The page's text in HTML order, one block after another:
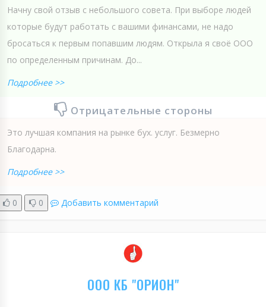
Начну свой отзыв с небольшого совета. При выборе людей
которые будут работать с вашими финансами, не надо
бросаться к первым попавшим людям. Открыла я своё ООО
по определенным причинам. До...
Подробнее >>
Отрицательные стороны
Это лучшая компания на рынке бух. услуг. Безмерно
Благодарна.
Подробнее >>
0 0 Добавить комментарий
ООО КБ "ОРИОН"